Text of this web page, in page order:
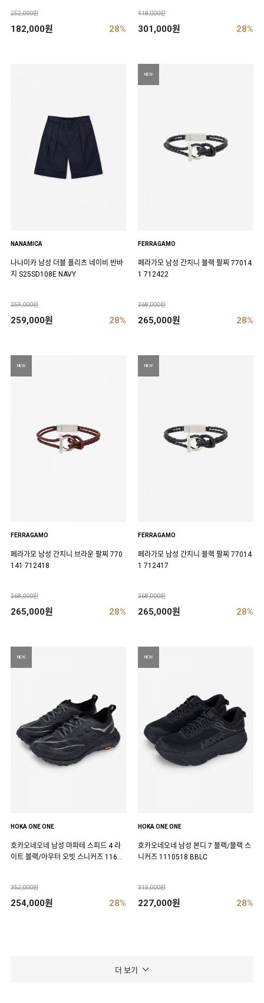
252,000원
182,000원 28%
418,000원
301,000원 28%
NANAMICA
나나미카 남성 더블 플리츠 네이비 반바
지 S25SD108E NAVY
359,000원
259,000원 28%
NEW
FERRAGAMO
페라가모 남성 간치니 블랙 팔찌 77014
1 712422
368,000원
265,000원 28%
NEW
FERRAGAMO
페라가모 남성 간치니 브라운 팔찌 770
141 712418
368,000원
265,000원 28%
NEW
FERRAGAMO
페라가모 남성 간치니 블랙 팔찌 77014
1 712417
368,000원
265,000원 28%
NEW
HOKA ONE ONE
호카오네오네 남성 마파테 스피드 4 라
이트 블랙/아우터 오빗 스니커즈 11684
352,000원
254,000원 28%
NEW
HOKA ONE ONE
호카오네오네 남성 본디 7 블랙/블랙 스
니커즈 1110518 BBLC
315,000원
227,000원 28%
더 보기